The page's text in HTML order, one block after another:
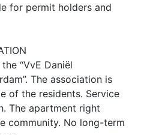
for permit holders and
“VvE Daniël
The association is
of the residents. Service
The apartment right
community. No long-term